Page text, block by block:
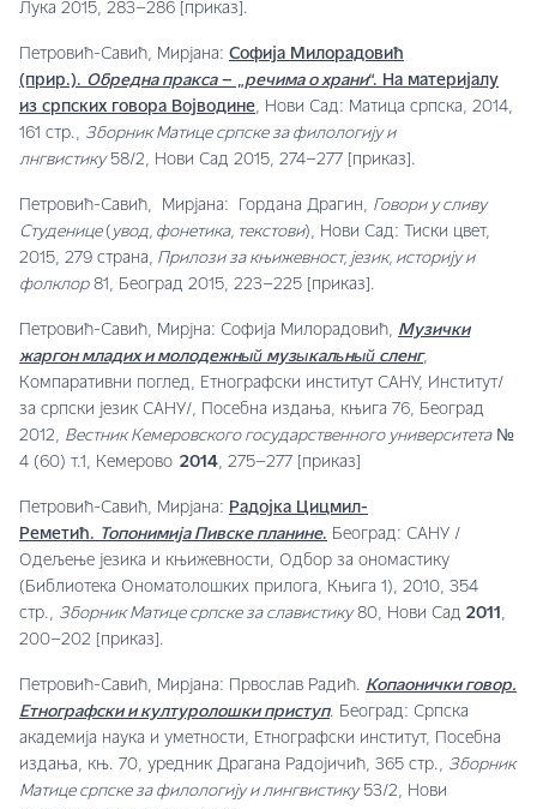
Лука 2015, 283–286 [приказ].
Петровић-Савић, Мирјана: Софија Милорадовић
(прир.). Обредна пракса– „речима о храни“. На материјалу
из српских говора Војводине, Нови Сад: Матица српска, 2014,
161 стр., Зборник Матице српске за филологију и
лнгвистику58/2, Нови Сад 2015, 274–277 [приказ].
Петровић-Савић, Мирјана: Гордана Драгин, Говори у сливу
Студенице ( увод, фонетика, текстови), Нови Сад: Тиски цвет,
2015, 279 страна, Прилози за књижевност, језик, историју и
фолклор81, Београд 2015, 223–225 [приказ].
Петровић-Савић, Мирјна: Софија Милорадовић, Музички
жаргон младих и молодежный музыкальный сленг,
Компаративни поглед, Етнографски институт САНУ, ‫/Институт
за српски језик САНУ/, Посебна издања, књига 76, Београд
2012, Вестник Кемеровского государственного университета№
4 (60) т.1, Кемерово 2014, 275–277 [приказ]
Петровић-Савић, Мирјана: Радојка Цицмил-
Реметић.
Топонимија Пивске планине. Београд: САНУ /
Одељење језика и књижевности, Одбор за ономастику
(Библиотека Ономатолошких прилога, Књига 1), 2010, 354
стр., Зборник Матице српске за славистику80, Нови Сад 2011 ,
200–202 [приказ].
Петровић-Савић, Мирјана: Првослав Радић. Копаонички говор.
Етнографски и културолошки приступ. Београд: Српска
академија наука и уметности, Етнографски институт, Посебна
издања, књ. 70, уредник Драгана Радојичић, 365 стр., Зборник
Матице српске за филологију и лингвистику53/2, Нови